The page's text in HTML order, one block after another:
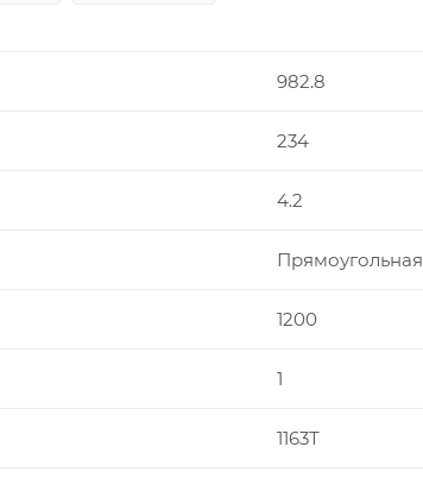
982.8
234
4.2
Прямоугольная
1200
1
1163Т